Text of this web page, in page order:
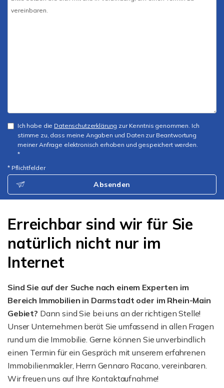
Ich habe die Datenschutzerklärung zur Kenntnis genommen. Ich
stimme zu, dass meine Angaben und Daten zur Beantwortung
meiner Anfrage elektronisch erhoben und gespeichert werden.
*
* Pflichtfelder
Absenden
Erreichbar sind wir für Sie
natürlich nicht nur im
Internet
Sind Sie auf der Suche nach einem Experten im
Bereich Immobilien in Darmstadt oder im Rhein-Main
Gebiet? Dann sind Sie bei uns an der richtigen Stelle!
Unser Unternehmen berät Sie umfassend in allen Fragen
rund um die Immobilie. Gerne können Sie unverbindlich
einen Termin für ein Gespräch mit unserem erfahrenen
Immobilienmakler, Herrn Gennaro Racano, vereinbaren.
Wir freuen uns auf Ihre Kontaktaufnahme!